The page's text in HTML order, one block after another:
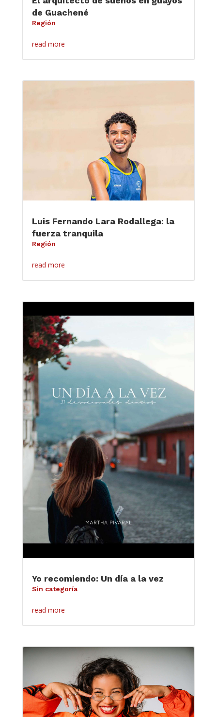
de Guachené
Región
read more
Luis Fernando Lara Rodallega: la
fuerza tranquila
Región
read more
Yo recomiendo: Un día a la vez
Sin categoría
read more